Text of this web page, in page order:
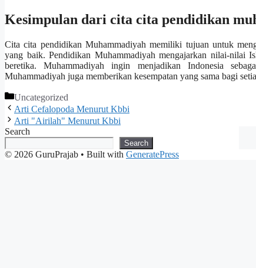
Kesimpulan dari cita cita pendidikan
Cita cita pendidikan Muhammadiyah memiliki tujuan untuk
yang baik. Pendidikan Muhammadiyah mengajarkan nilai-nilai
beretika. Muhammadiyah ingin menjadikan Indonesia
Muhammadiyah juga memberikan kesempatan yang sama bagi
Categories
Uncategorized
Arti Cefalopoda Menurut Kbbi
Arti "Airilah" Menurut Kbbi
Search
Search
© 2026 GuruPrajab • Built with GeneratePress